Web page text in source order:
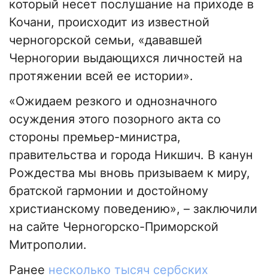
который несет послушание на приходе в
Кочани, происходит из известной
черногорской семьи, «дававшей
Черногории выдающихся личностей на
протяжении всей ее истории».
«Ожидаем резкого и однозначного
осуждения этого позорного акта со
стороны премьер-министра,
правительства и города Никшич. В канун
Рождества мы вновь призываем к миру,
братской гармонии и достойному
христианскому поведению», – заключили
на сайте Черногорско-Приморской
Митрополии.
Ранее несколько тысяч сербских